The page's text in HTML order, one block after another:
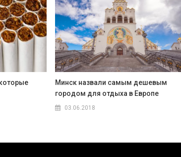
Минск назвали самым дешевым
городом для отдыха в Европе
03.06.2018